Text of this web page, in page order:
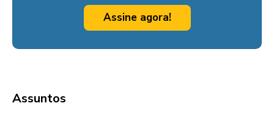
Assine agora!
Assuntos